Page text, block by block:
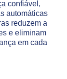
confiável,
automáticas
reduzem a
e eliminam
em cada